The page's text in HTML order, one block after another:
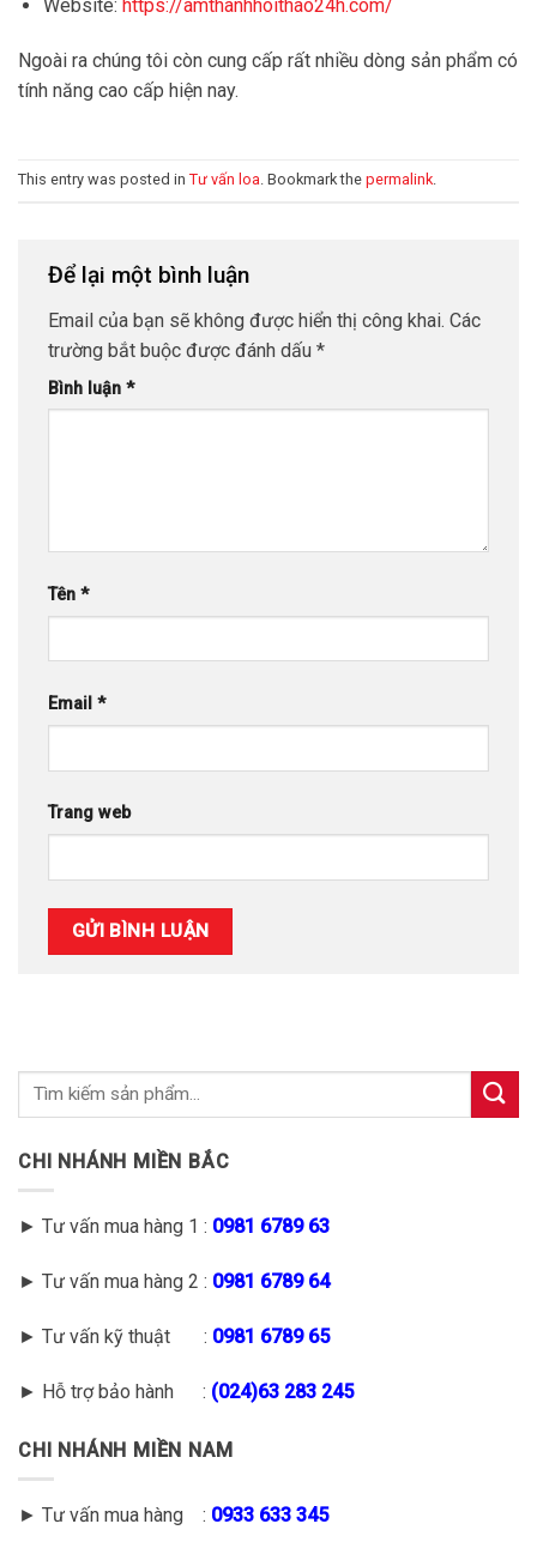
Website: https://amthanhhoithao24h.com/
Ngoài ra chúng tôi còn cung cấp rất nhiều dòng sản phẩm có
tính năng cao cấp hiện nay.
This entry was posted in Tư vấn loa. Bookmark the permalink.
Để lại một bình luận
Email của bạn sẽ không được hiển thị công khai. Các
trường bắt buộc được đánh dấu *
Bình luận *
Tên *
Email *
Trang web
CHI NHÁNH MIỀN BẮC
► Tư vấn mua hàng 1 : 0981 6789 63
► Tư vấn mua hàng 2 : 0981 6789 64
► Tư vấn kỹ thuật : 0981 6789 65
► Hỗ trợ bảo hành : (024)63 283 245
CHI NHÁNH MIỀN NAM
► Tư vấn mua hàng : 0933 633 345